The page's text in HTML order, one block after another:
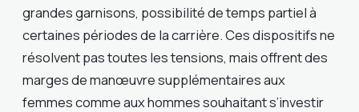
grandes garnisons, possibilité de temps partiel à
certaines périodes de la carrière. Ces dispositifs ne
résolvent pas toutes les tensions, mais offrent des
marges de manœuvre supplémentaires aux
femmes comme aux hommes souhaitant s’investir